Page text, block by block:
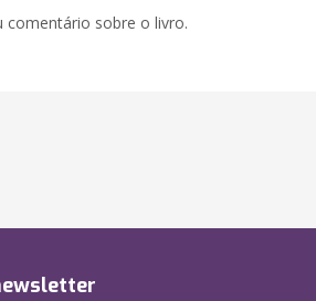
comentário sobre o livro.